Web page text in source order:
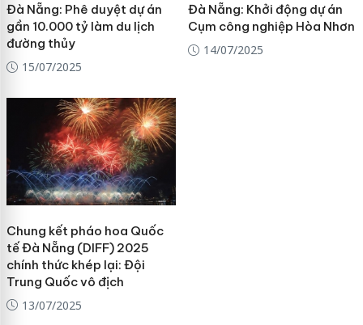
Đà Nẵng: Phê duyệt dự án
gần 10.000 tỷ làm du lịch
đường thủy
15/07/2025
Đà Nẵng: Khởi động dự án
Cụm công nghiệp Hòa Nhơn
14/07/2025
Chung kết pháo hoa Quốc
tế Đà Nẵng (DIFF) 2025
chính thức khép lại: Đội
Trung Quốc vô địch
13/07/2025